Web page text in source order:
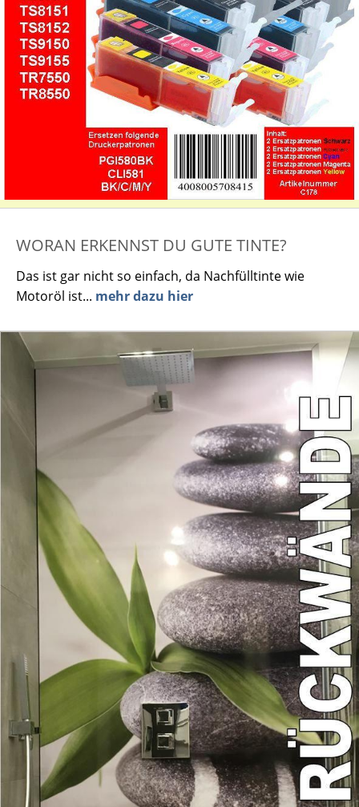
WORAN ERKENNST DU GUTE TINTE?
Das ist gar nicht so einfach, da Nachfülltinte wie
Motoröl ist... mehr dazu hier